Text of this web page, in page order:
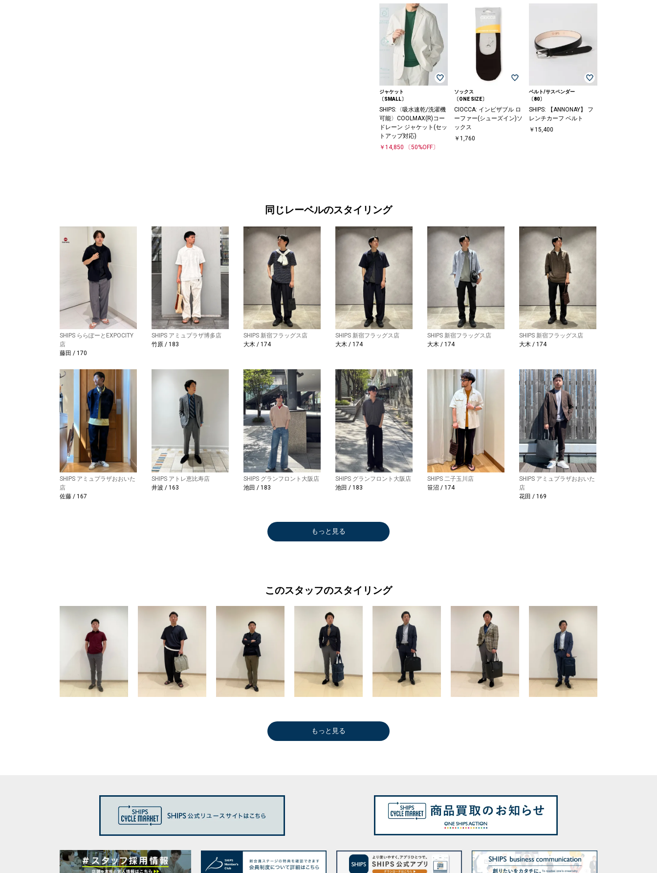
ジャケット
〔SMALL〕
SHIPS:〈吸水速乾/洗濯機
可能〉COOLMAX(R)コー
ドレーン ジャケット(セッ
トアップ対応)
￥14,850
〔50%OFF〕
ソックス
〔ONE SIZE〕
CIOCCA: インビザブル ロ
ーファー(シューズイン)ソ
ックス
￥1,760
ベルト/サスペンダー
〔80〕
SHIPS: 【ANNONAY】 フ
レンチカーフ ベルト
￥15,400
同じレーベルのスタイリング
SHIPS ららぽーとEXPOCITY
店
藤田 / 170
SHIPS アミュプラザ博多店
竹原 / 183
SHIPS 新宿フラッグス店
大木 / 174
SHIPS 新宿フラッグス店
大木 / 174
SHIPS 新宿フラッグス店
大木 / 174
SHIPS 新宿フラッグス店
大木 / 174
SHIPS アミュプラザおおいた
店
佐藤 / 167
SHIPS アトレ恵比寿店
井波 / 163
SHIPS グランフロント大阪店
池田 / 183
SHIPS グランフロント大阪店
池田 / 183
SHIPS 二子玉川店
笹沼 / 174
SHIPS アミュプラザおおいた
店
花田 / 169
もっと見る
このスタッフのスタイリング
もっと見る